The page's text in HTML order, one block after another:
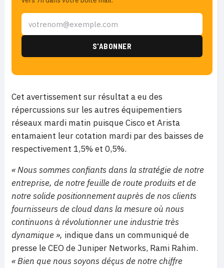
Cet avertissement sur résultat a eu des
répercussions sur les autres équipementiers
réseaux mardi matin puisque Cisco et Arista
entamaient leur cotation mardi par des baisses de
respectivement 1,5% et 0,5%.
« Nous sommes confiants dans la stratégie de notre
entreprise, de notre feuille de route produits et de
notre solide positionnement auprès de nos clients
fournisseurs de cloud dans la mesure où nous
continuons à révolutionner une industrie très
dynamique », indique dans un communiqué de
presse le CEO de Juniper Networks, Rami Rahim.
« Bien que nous soyons déçus de notre chiffre